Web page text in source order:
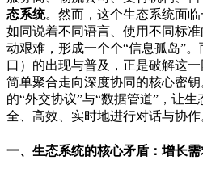
态系统。然而，这个生态系统面
如同说着不同语言、使用不同标
动艰难，形成一个个“信息孤岛”。
口）的出现与普及，正是破解这
简单聚合走向深度协同的核心密
的“外交协议”与“数据管道” ，让
全、高效、实时地进行对话与协作
一、生态系统的核心矛盾：增长